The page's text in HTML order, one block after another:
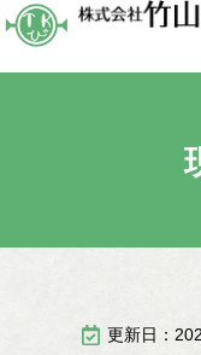
更新日：